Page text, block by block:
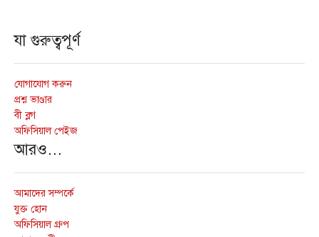
যা গুরুত্বপূর্ণ
যোগাযোগ করুন
প্রশ্ন ভাণ্ডার
বী ব্লগ
অফিসিয়াল পেইজ
আরও…
আমাদের সম্পর্কে
যুক্ত হোন
অফিসিয়াল গ্রুপ